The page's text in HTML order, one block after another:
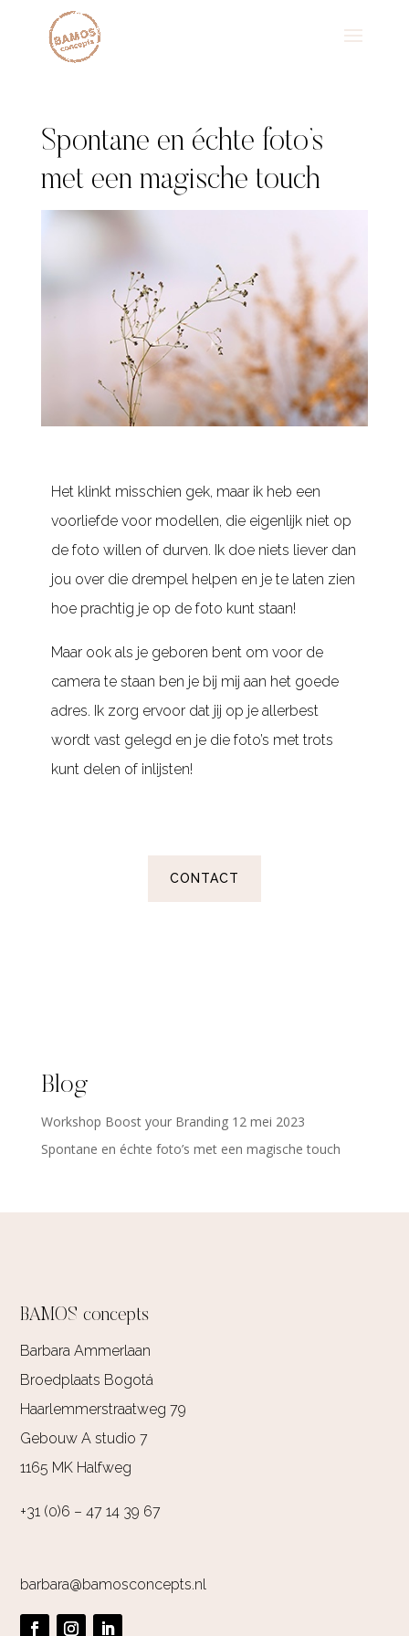
Spontane en échte foto’s
met een magische touch
Het klinkt misschien gek, maar ik heb een
voorliefde voor modellen, die eigenlijk niet op
de foto willen of durven. Ik doe niets liever dan
jou over die drempel helpen en je te laten zien
hoe prachtig je op de foto kunt staan!
Maar ook als je geboren bent om voor de
camera te staan ben je bij mij aan het goede
adres. Ik zorg ervoor dat jij op je allerbest
wordt vast gelegd en je die foto’s met trots
kunt delen of inlijsten!
CONTACT
Blog
Workshop Boost your Branding 12 mei 2023
Spontane en échte foto’s met een magische touch
BAMOS concepts
Barbara Ammerlaan
Broedplaats Bogotá
Haarlemmerstraatweg 79
Gebouw A studio 7
1165 MK Halfweg
+31 (0)6 – 47 14 39 67
barbara@bamosconcepts.nl